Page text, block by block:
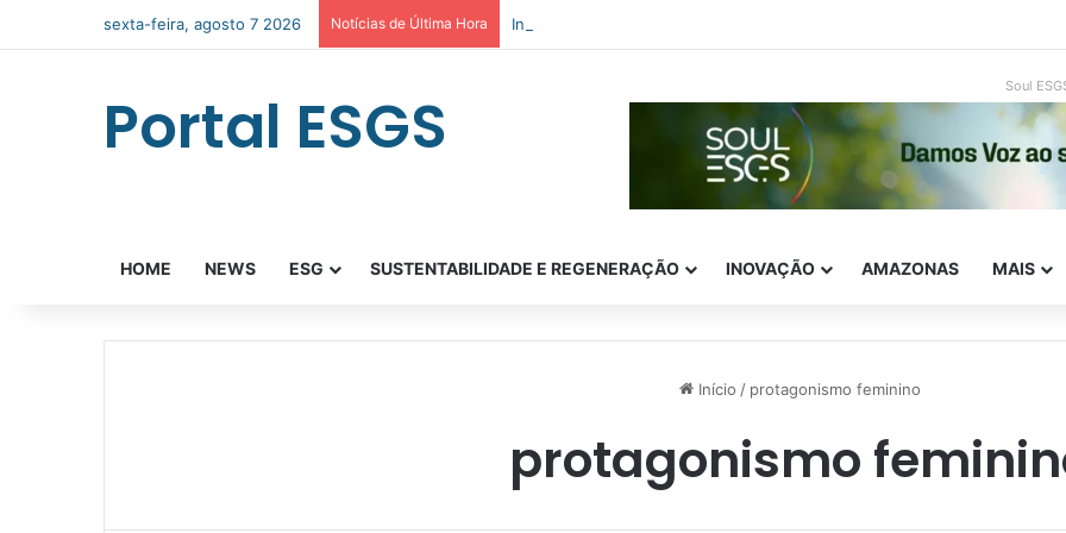
sexta-feira, agosto 7 2026 Notícias de Última Hora Intraempreendedorismo e ESG: como inovar com impacto real
Portal ESGS Soul
HOME NEWS ESG SUSTENTABILIDADE E REGENERAÇÃO INOVAÇÃO AMAZONAS MAIS
Início / protagonismo feminino
protagonismo